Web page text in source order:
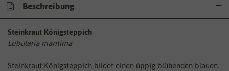
Beschreibung
Steinkraut Königsteppich
Lobularia maritima
Steinkraut Königsteppich bildet einen üppig blühenden blauen